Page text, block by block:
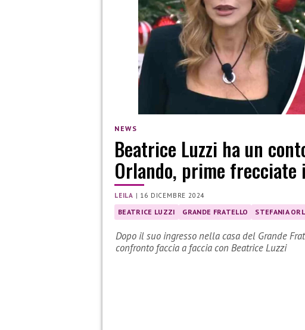
NEWS
Beatrice Luzzi ha un
Orlando, prime
LEILA | 16 DICEMBRE 2024
BEATRICE LUZZI GRANDE FRATELLO STEFANIA
Dopo il suo ingresso nella casa del Grande
confronto faccia a faccia con Beatrice Luzzi